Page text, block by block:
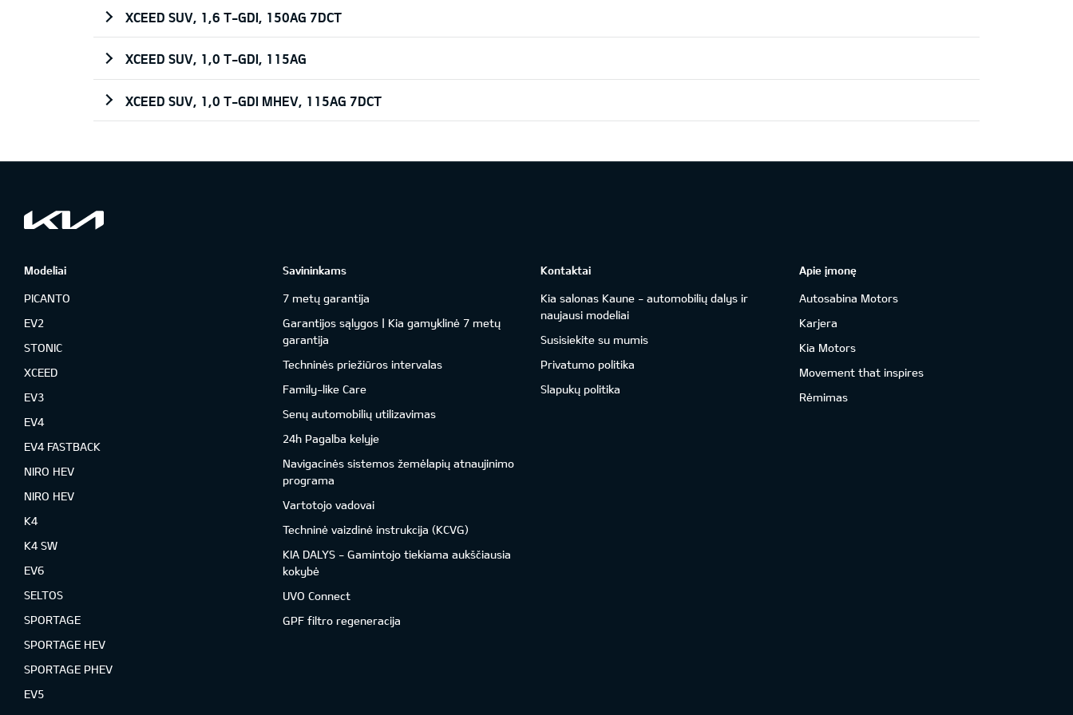
XCEED SUV, 1,6 T-GDI, 150AG 7DCT
XCEED SUV, 1,0 T-GDI, 115AG
XCEED SUV, 1,0 T-GDI MHEV, 115AG 7DCT
Modeliai
PICANTO
EV2
STONIC
XCEED
EV3
EV4
EV4 FASTBACK
NIRO HEV
NIRO HEV
K4
K4 SW
EV6
SELTOS
SPORTAGE
SPORTAGE HEV
SPORTAGE PHEV
EV5
Savininkams
7 metų garantija
Garantijos sąlygos | Kia gamyklinė 7 metų
garantija
Techninės priežiūros intervalas
Family-like Care
Senų automobilių utilizavimas
24h Pagalba kelyje
Navigacinės sistemos žemėlapių atnaujinimo
programa
Vartotojo vadovai
Techninė vaizdinė instrukcija (KCVG)
KIA DALYS - Gamintojo tiekiama aukščiausia
kokybė
UVO Connect
GPF filtro regeneracija
Kontaktai
Kia salonas Kaune - automobilių dalys ir
naujausi modeliai
Susisiekite su mumis
Privatumo politika
Slapukų politika
Apie įmonę
Autosabina Motors
Karjera
Kia Motors
Movement that inspires
Rėmimas